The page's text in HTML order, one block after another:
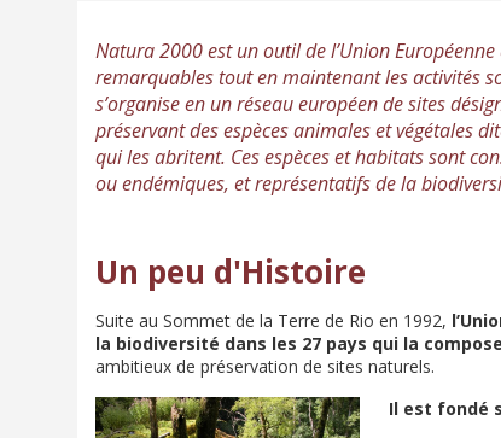
Natura 2000 est un outil de l’Union
remarquables tout en maintenant les activités
s’organise en un réseau européen de sites
préservant des espèces animales et végétales
qui les abritent. Ces espèces et habitats sont
ou endémiques, et représentatifs de la
Un peu d'Histoire
Suite au Sommet de la Terre de Rio en 1992,
la biodiversité dans les 27 pays qui la
ambitieux de préservation de sites naturels.
Il est fondé